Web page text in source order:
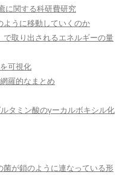
に関する科研費研究
ように移動していくのか
取り出されるエネルギーの量
可視化
羅的なまとめ
タミン酸のγーカルボキシル化
が鎖のように連なっている形